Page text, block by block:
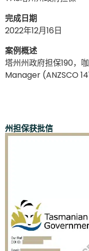
完成日期
2022年12月16日
案例概述
塔州州政府担保190，
Manager (ANZSCO
州担保获批信